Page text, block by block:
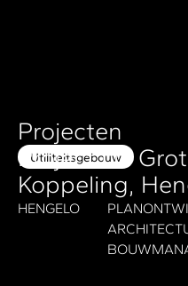
Projecten
Utiliteitsgebouw
Project De
Koppeling,
HENGELO